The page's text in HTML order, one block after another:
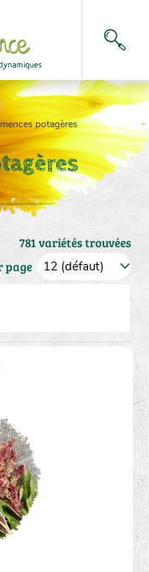
potagères
781 variétés trouvées
page